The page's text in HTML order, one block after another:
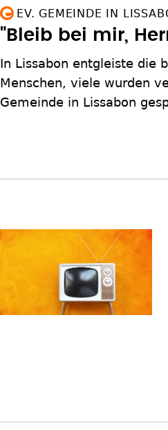
EV. GEMEINDE IN
"Bleib bei mir,
In Lissabon entgleiste die
Menschen, viele wurden
Gemeinde in Lissabon